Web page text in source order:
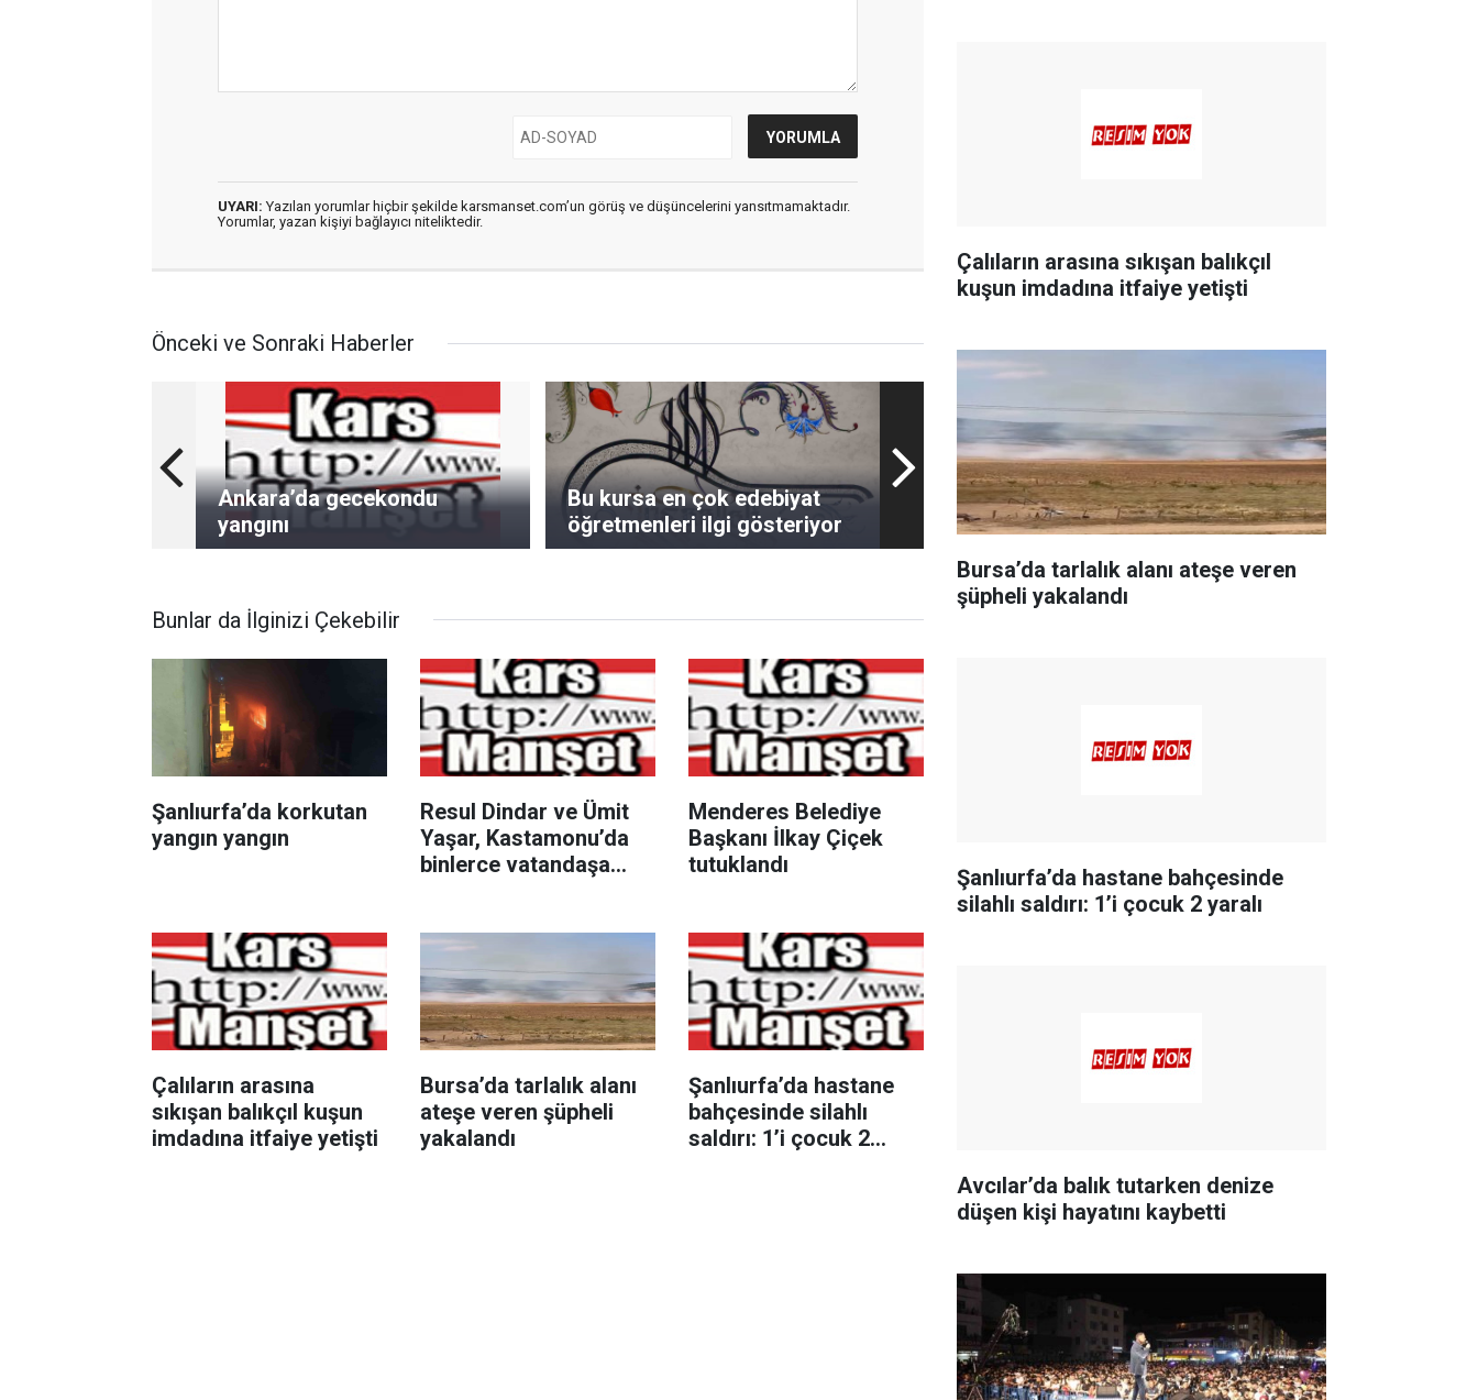
UYARI: Yazılan yorumlar hiçbir şekilde karsmanset.com’un görüş ve düşüncelerini yansıtmamaktadır.
Yorumlar, yazan kişiyi bağlayıcı niteliktedir.
Önceki ve Sonraki Haberler
Ankara’da gecekondu
yangını
Bu kursa en çok edebiyat
öğretmenleri ilgi gösteriyor
Bunlar da İlginizi Çekebilir
Şanlıurfa’da korkutan
yangın yangın
Resul Dindar ve Ümit
Yaşar, Kastamonu’da
binlerce vatandaşa
Menderes Belediye
Başkanı İlkay Çiçek
tutuklandı
Çalıların arasına
sıkışan balıkçıl kuşun
imdadına itfaiye yetişti
Bursa’da tarlalık alanı
ateşe veren şüpheli
yakalandı
Şanlıurfa’da hastane
bahçesinde silahlı
saldırı: 1’i çocuk 2
Çalıların arasına sıkışan balıkçıl
kuşun imdadına itfaiye yetişti
Bursa’da tarlalık alanı ateşe veren
şüpheli yakalandı
Şanlıurfa’da hastane bahçesinde
silahlı saldırı: 1’i çocuk 2 yaralı
Avcılar’da balık tutarken denize
düşen kişi hayatını kaybetti